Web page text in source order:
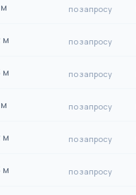
м по запросу
м по запросу
м по запросу
м по запросу
м по запросу
м по запросу